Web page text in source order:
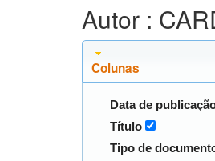
Autor :
Colunas
Data de
Título
Tipo de